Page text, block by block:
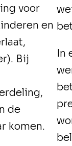
voor
en
Bij
de
komen.
In